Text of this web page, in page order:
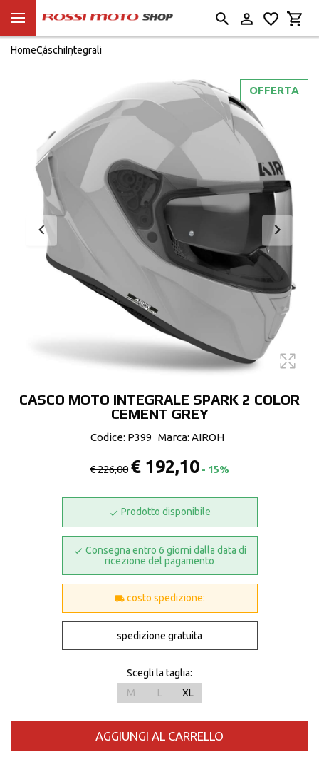
HomeCaschiIntegrali
OFFERTA
CASCO MOTO INTEGRALE SPARK 2 COLOR
CEMENT GREY
Codice: P399 Marca: AIROH
€ 226,00 € 192,10 - 15%
Prodotto disponibile
Consegna entro 6 giorni dalla data di
ricezione del pagamento
costo spedizione:
spedizione gratuita
Scegli la taglia:
M
L XL
AGGIUNGI AL CARRELLO